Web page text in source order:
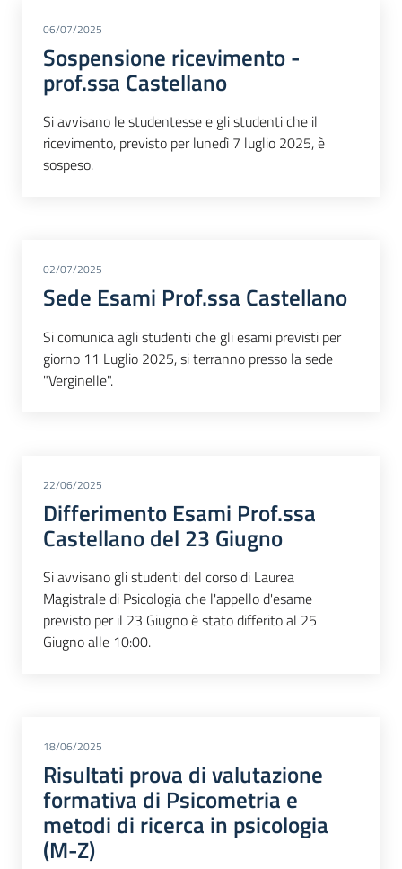
06/07/2025
Sospensione ricevimento -
prof.ssa Castellano
Si avvisano le studentesse e gli studenti che il
ricevimento, previsto per lunedì 7 luglio 2025, è
sospeso.
02/07/2025
Sede Esami Prof.ssa Castellano
Si comunica agli studenti che gli esami previsti per
giorno 11 Luglio 2025, si terranno presso la sede
"Verginelle".
22/06/2025
Differimento Esami Prof.ssa
Castellano del 23 Giugno
Si avvisano gli studenti del corso di Laurea
Magistrale di Psicologia che l'appello d'esame
previsto per il 23 Giugno è stato differito al 25
Giugno alle 10:00.
18/06/2025
Risultati prova di valutazione
formativa di Psicometria e
metodi di ricerca in psicologia
(M-Z)